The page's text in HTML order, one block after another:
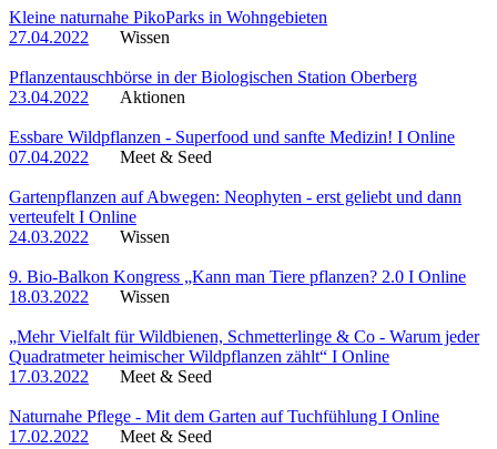
Kleine naturnahe PikoParks in Wohngebieten
27.04.2022
Wissen
Pflanzentauschbörse in der Biologischen Station Oberberg
23.04.2022
Aktionen
Essbare Wildpflanzen - Superfood und sanfte Medizin! I Online
07.04.2022
Meet & Seed
Gartenpflanzen auf Abwegen: Neophyten - erst geliebt und dann
verteufelt I Online
24.03.2022
Wissen
9. Bio-Balkon Kongress „Kann man Tiere pflanzen? 2.0 I Online
18.03.2022
Wissen
„Mehr Vielfalt für Wildbienen, Schmetterlinge & Co - Warum jeder
Quadratmeter heimischer Wildpflanzen zählt“ I Online
17.03.2022
Meet & Seed
Naturnahe Pflege - Mit dem Garten auf Tuchfühlung I Online
17.02.2022
Meet & Seed